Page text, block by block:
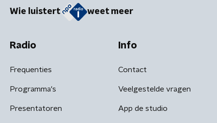
Wie luistert weet meer
Radio
Frequenties
Programma's
Presentatoren
Info
Contact
Veelgestelde vragen
App de studio